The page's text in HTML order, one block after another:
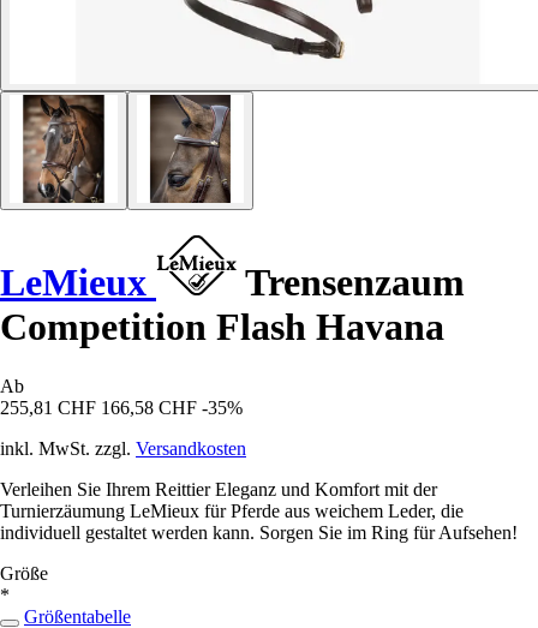
LeMieux
Trensenzaum
Competition Flash Havana
Ab
255,81 CHF 166,58 CHF -35%
inkl. MwSt. zzgl. Versandkosten
Verleihen Sie Ihrem Reittier Eleganz und Komfort mit der
Turnierzäumung LeMieux für Pferde aus weichem Leder, die
individuell gestaltet werden kann. Sorgen Sie im Ring für Aufsehen!
Größe
*
Größentabelle